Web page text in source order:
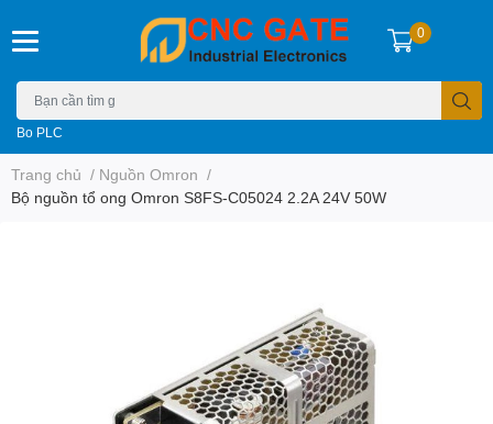
Bo PLC
0
Trang chủ / Nguồn Omron /
Bộ nguồn tổ ong Omron S8FS-C05024 2.2A 24V 50W